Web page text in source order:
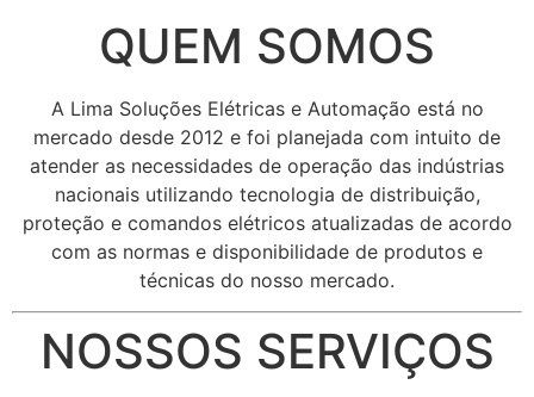
QUEM SOMOS
A Lima Soluções Elétricas e Automação está no
mercado desde 2012 e foi planejada com intuito de
atender as necessidades de operação das indústrias
nacionais utilizando tecnologia de distribuição,
proteção e comandos elétricos atualizadas de acordo
com as normas e disponibilidade de produtos e
técnicas do nosso mercado.
NOSSOS SERVIÇOS